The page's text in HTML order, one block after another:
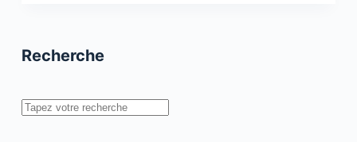
survie
Recherche
Rechercher